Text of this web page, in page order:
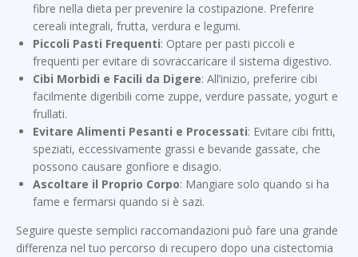
fibre nella dieta per prevenire la costipazione. Preferire
cereali integrali, frutta, verdura e legumi.
Piccoli Pasti Frequenti: Optare per pasti piccoli e
frequenti per evitare di sovraccaricare il sistema digestivo.
Cibi Morbidi e Facili da Digere: All’inizio, preferire cibi
facilmente digeribili come zuppe, verdure passate, yogurt e
frullati.
Evitare Alimenti Pesanti e Processati: Evitare cibi fritti,
speziati, eccessivamente grassi e bevande gassate, che
possono causare gonfiore e disagio.
Ascoltare il Proprio Corpo: Mangiare solo quando si ha
fame e fermarsi quando si è sazi.
Seguire queste semplici raccomandazioni può fare una grande
differenza nel tuo percorso di recupero dopo una cistectomia